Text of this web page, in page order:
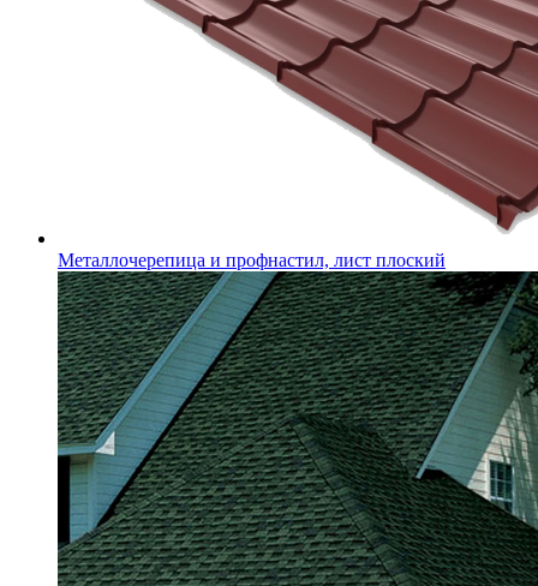
Металлочерепица и профнастил, лист плоский